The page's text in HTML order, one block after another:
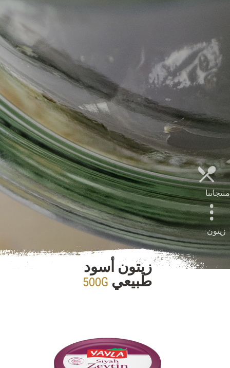
منتجاتنا
زيتون
زيتون أسود
طبيعي 500G